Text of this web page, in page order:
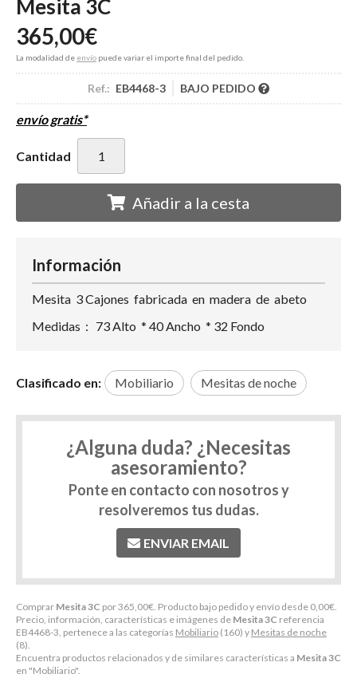
Mesita 3C
365,00€
La modalidad de envío puede variar el importe final del pedido.
Ref.: EB4468-3 BAJO PEDIDO
envío gratis*
Cantidad
Añadir a la cesta
Comprar Mesita 3C por365,00€. Producto bajo pedido y envío desde 0,00€.
Precio, información, características e imágenes de Mesita 3C referencia
EB4468-3, pertenece a las categorías Mobiliario (160) y Mesitas de noche
(8).
Encuentra productos relacionados y de similares características a Mesita 3C
en "Mobiliario".
Información
Mesita 3 Cajones fabricada en madera de abeto
Medidas : 73 Alto * 40 Ancho * 32 Fondo
Clasificado en: Mobiliario Mesitas de noche
¿Alguna duda? ¿Necesitas
asesoramiento?
Ponte en contacto con nosotros y
resolveremos tus dudas.
ENVIAR EMAIL